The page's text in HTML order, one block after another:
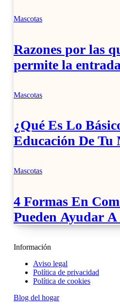
Mascotas
Razones por las
permite la
extranjeros.
Mascotas
¿Qué Es Lo
Educación De Tu
Mascotas
4 Formas En
Pueden Ayudar
Discapacitados
Información
Aviso legal
Política de privacidad
Política de cookies
Blog del hogar